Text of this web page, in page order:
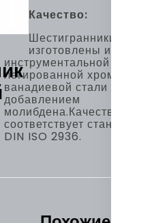
Качество:
Шестигранники
изготовлены из
инструментальной
легированной хром-
ванадиевой стали с
добавлением
молибдена.Качество
соответствует стандарту
DIN ISO 2936.